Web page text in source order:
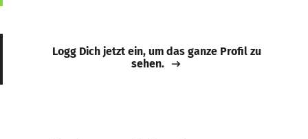
Logg Dich jetzt ein, um das ganze Profil zu
sehen.